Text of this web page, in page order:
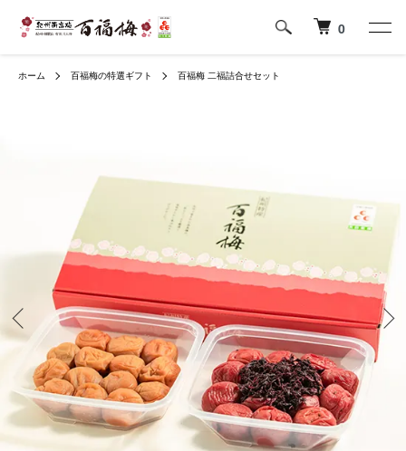
0
ホーム 百福梅の特選ギフト 百福梅 二福詰合せセット